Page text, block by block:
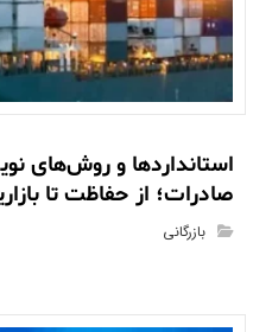
استانداردها و روش‌های
صادرات؛ از حفاظت تا
بازرگانی